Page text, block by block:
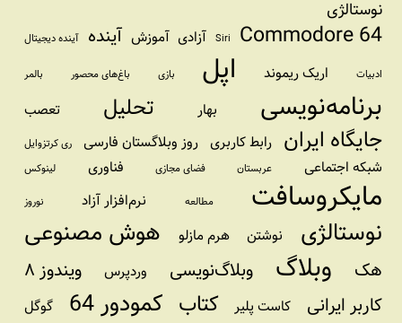
نوستالژی
Commodore 64
Siri آزادی آموزش آینده آینده دیجیتال
ادبیات اریک ریموند اپل بازی باغ‌های محصور بالمر
برنامه‌نویسی بهار تحلیل تعصب
جایگاه ایران رابط کاربری روز وبلاگستان فارسی ری کرتزوایل
شبکه اجتماعی عربستان فضای مجازی فناوری لینوکس
مایکروسافت مطالعه نرم‌افزار آزاد نوروز
نوستالژی نوشتن هرم مازلو هوش مصنوعی
هک وبلاگ وبلاگ‌نویسی وردپرس
ویندوز ۸
کاربر ایرانی
کاست پلیر کتاب کمودور 64
گوگل